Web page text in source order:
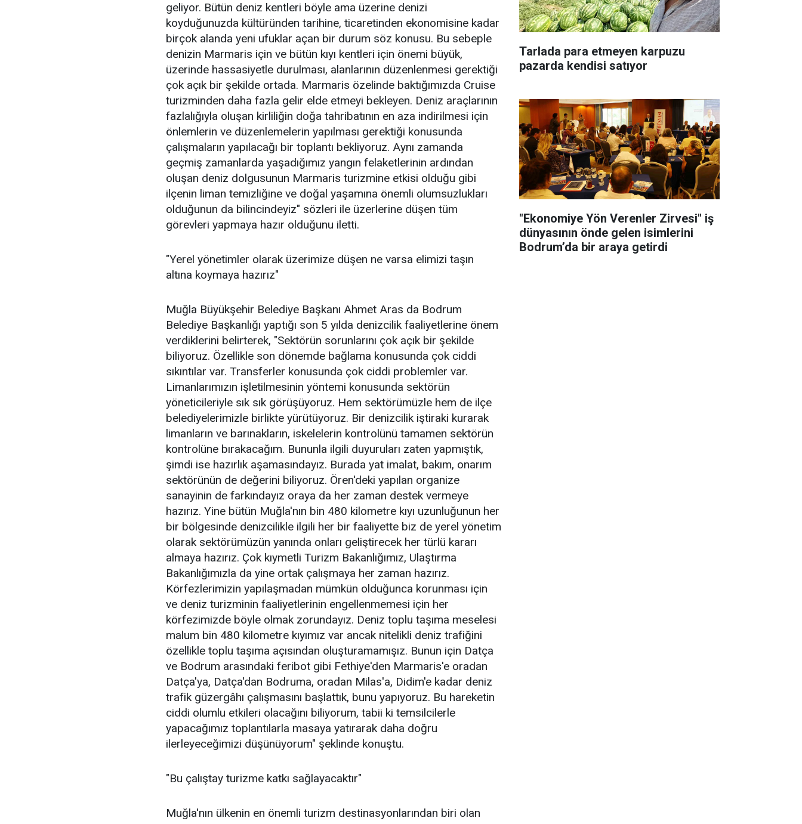
geliyor. Bütün deniz kentleri böyle ama üzerine denizi
koyduğunuzda kültüründen tarihine, ticaretinden ekonomisine kadar
birçok alanda yeni ufuklar açan bir durum söz konusu. Bu sebeple
denizin Marmaris için ve bütün kıyı kentleri için önemi büyük,
üzerinde hassasiyetle durulması, alanlarının düzenlenmesi gerektiği
çok açık bir şekilde ortada. Marmaris özelinde baktığımızda Cruise
turizminden daha fazla gelir elde etmeyi bekleyen. Deniz araçlarının
fazlalığıyla oluşan kirliliğin doğa tahribatının en aza indirilmesi için
önlemlerin ve düzenlemelerin yapılması gerektiği konusunda
çalışmaların yapılacağı bir toplantı bekliyoruz. Aynı zamanda
geçmiş zamanlarda yaşadığımız yangın felaketlerinin ardından
oluşan deniz dolgusunun Marmaris turizmine etkisi olduğu gibi
ilçenin liman temizliğine ve doğal yaşamına önemli olumsuzlukları
olduğunun da bilincindeyiz" sözleri ile üzerlerine düşen tüm
görevleri yapmaya hazır olduğunu iletti.
"Yerel yönetimler olarak üzerimize düşen ne varsa elimizi taşın
altına koymaya hazırız"
Muğla Büyükşehir Belediye Başkanı Ahmet Aras da Bodrum
Belediye Başkanlığı yaptığı son 5 yılda denizcilik faaliyetlerine önem
verdiklerini belirterek, "Sektörün sorunlarını çok açık bir şekilde
biliyoruz. Özellikle son dönemde bağlama konusunda çok ciddi
sıkıntılar var. Transferler konusunda çok ciddi problemler var.
Limanlarımızın işletilmesinin yöntemi konusunda sektörün
yöneticileriyle sık sık görüşüyoruz. Hem sektörümüzle hem de ilçe
belediyelerimizle birlikte yürütüyoruz. Bir denizcilik iştiraki kurarak
limanların ve barınakların, iskelelerin kontrolünü tamamen sektörün
kontrolüne bırakacağım. Bununla ilgili duyuruları zaten yapmıştık,
şimdi ise hazırlık aşamasındayız. Burada yat imalat, bakım, onarım
sektörünün de değerini biliyoruz. Ören'deki yapılan organize
sanayinin de farkındayız oraya da her zaman destek vermeye
hazırız. Yine bütün Muğla'nın bin 480 kilometre kıyı uzunluğunun her
bir bölgesinde denizcilikle ilgili her bir faaliyette biz de yerel yönetim
olarak sektörümüzün yanında onları geliştirecek her türlü kararı
almaya hazırız. Çok kıymetli Turizm Bakanlığımız, Ulaştırma
Bakanlığımızla da yine ortak çalışmaya her zaman hazırız.
Körfezlerimizin yapılaşmadan mümkün olduğunca korunması için
ve deniz turizminin faaliyetlerinin engellenmemesi için her
körfezimizde böyle olmak zorundayız. Deniz toplu taşıma meselesi
malum bin 480 kilometre kıyımız var ancak nitelikli deniz trafiğini
özellikle toplu taşıma açısından oluşturamamışız. Bunun için Datça
ve Bodrum arasındaki feribot gibi Fethiye'den Marmaris'e oradan
Datça'ya, Datça'dan Bodruma, oradan Milas'a, Didim'e kadar deniz
trafik güzergâhı çalışmasını başlattık, bunu yapıyoruz. Bu hareketin
ciddi olumlu etkileri olacağını biliyorum, tabii ki temsilcilerle
yapacağımız toplantılarla masaya yatırarak daha doğru
ilerleyeceğimizi düşünüyorum" şeklinde konuştu.
"Bu çalıştay turizme katkı sağlayacaktır"
Muğla'nın ülkenin en önemli turizm destinasyonlarından biri olan
Tarlada para etmeyen karpuzu
pazarda kendisi satıyor
"Ekonomiye Yön Verenler Zirvesi" iş
dünyasının önde gelen isimlerini
Bodrum’da bir araya getirdi